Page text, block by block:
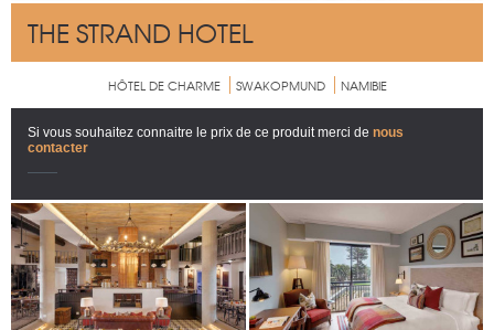
THE STRAND HOTEL
HÔTEL DE CHARME SWAKOPMUND NAMIBIE
Si vous souhaitez connaitre le prix de ce produit merci de nous
contacter